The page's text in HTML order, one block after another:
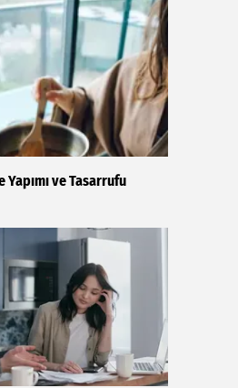
Yapımı ve Tasarrufu